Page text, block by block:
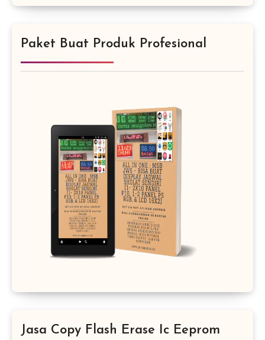
Paket Buat Produk Profesional
Jasa Copy Flash Erase Ic Eeprom